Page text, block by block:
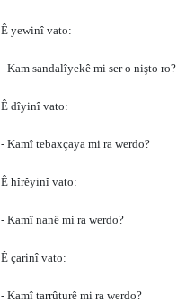
Ê yewinî vato:
- Kam sandalîyekê mi ser o nişto ro?
Ê dîyinî vato:
- Kamî tebaxçaya mi ra werdo?
Ê hîrêyinî vato:
- Kamî nanê mi ra werdo?
Ê çarinî vato:
- Kamî tarrûturê mi ra werdo?